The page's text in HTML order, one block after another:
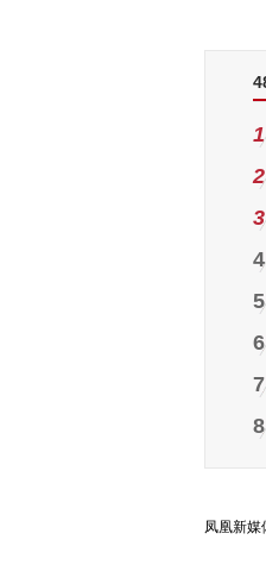
1
2
3
4
5
6
7
8
凤凰新媒